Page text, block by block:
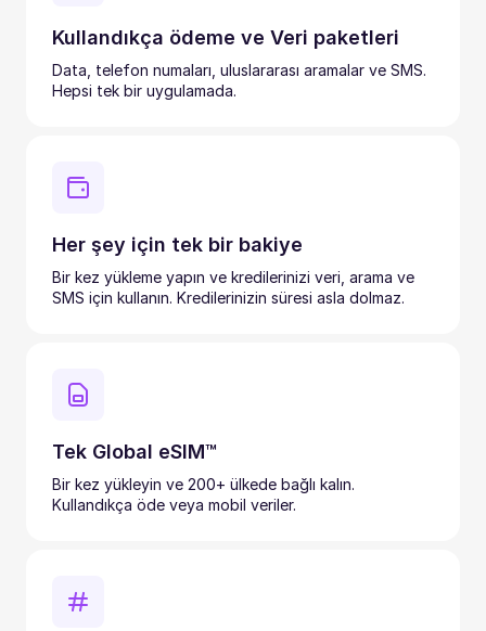
Kullandıkça ödeme ve Veri paketleri
Data, telefon numaları, uluslararası aramalar ve SMS.
Hepsi tek bir uygulamada.
Her şey için tek bir bakiye
Bir kez yükleme yapın ve kredilerinizi veri, arama ve
SMS için kullanın. Kredilerinizin süresi asla dolmaz.
Tek Global eSIM™
Bir kez yükleyin ve 200+ ülkede bağlı kalın.
Kullandıkça öde veya mobil veriler.